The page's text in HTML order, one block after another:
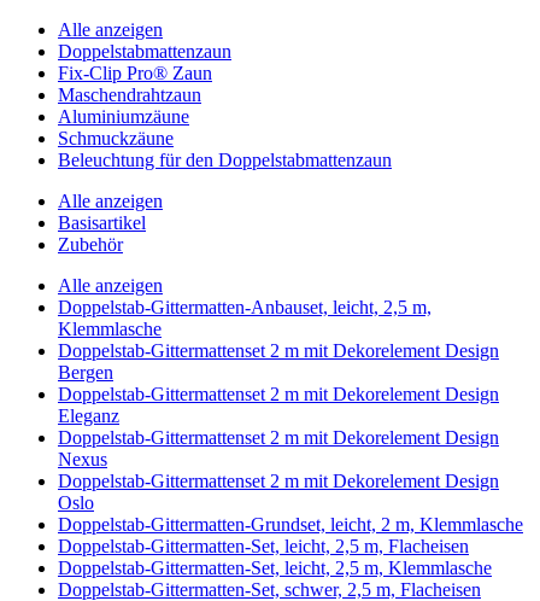
Alle anzeigen
Doppelstabmattenzaun
Fix-Clip Pro® Zaun
Maschendrahtzaun
Aluminiumzäune
Schmuckzäune
Beleuchtung für den Doppelstabmattenzaun
Alle anzeigen
Basisartikel
Zubehör
Alle anzeigen
Doppelstab-Gittermatten-Anbauset, leicht, 2,5 m,
Klemmlasche
Doppelstab-Gittermattenset 2 m mit Dekorelement Design
Bergen
Doppelstab-Gittermattenset 2 m mit Dekorelement Design
Eleganz
Doppelstab-Gittermattenset 2 m mit Dekorelement Design
Nexus
Doppelstab-Gittermattenset 2 m mit Dekorelement Design
Oslo
Doppelstab-Gittermatten-Grundset, leicht, 2 m, Klemmlasche
Doppelstab-Gittermatten-Set, leicht, 2,5 m, Flacheisen
Doppelstab-Gittermatten-Set, leicht, 2,5 m, Klemmlasche
Doppelstab-Gittermatten-Set, schwer, 2,5 m, Flacheisen